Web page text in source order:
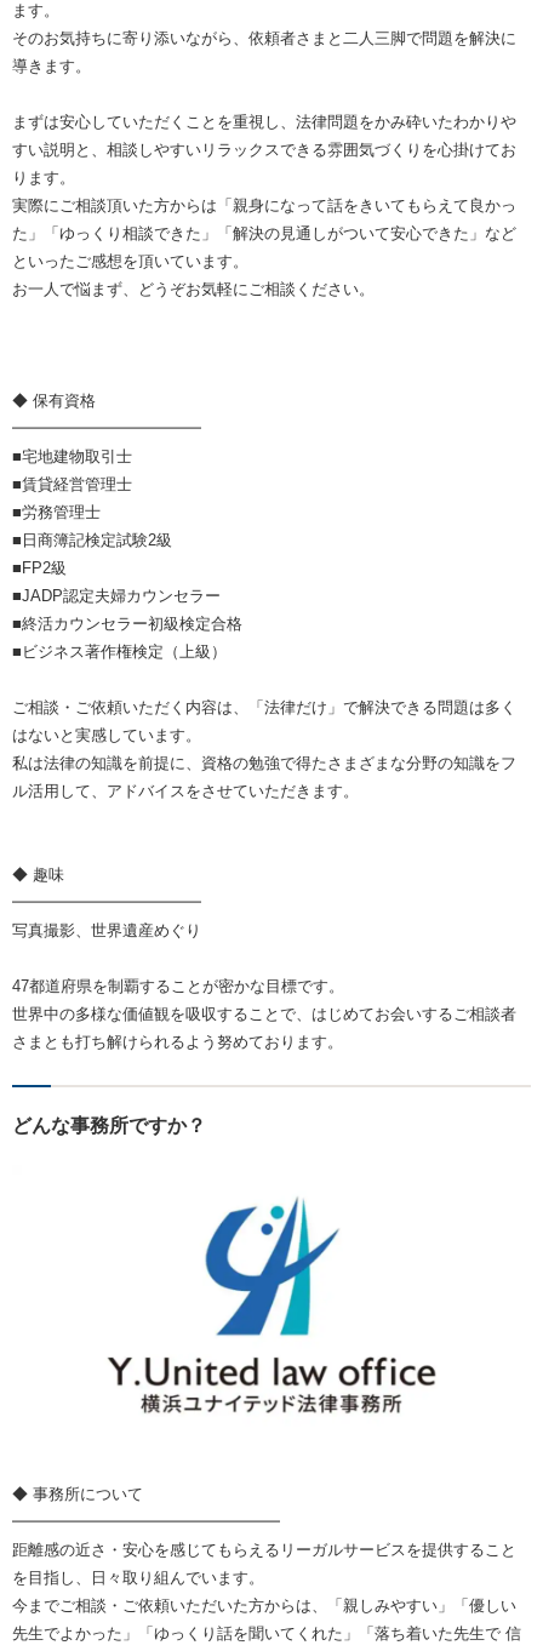
ます。
そのお気持ちに寄り添いながら、依頼者さまと二人三脚で問題を解決に
導きます。
まずは安心していただくことを重視し、法律問題をかみ砕いたわかりや
すい説明と、相談しやすいリラックスできる雰囲気づくりを心掛けてお
ります。
実際にご相談頂いた方からは「親身になって話をきいてもらえて良かっ
た」「ゆっくり相談できた」「解決の見通しがついて安心できた」など
といったご感想を頂いています。
お一人で悩まず、どうぞお気軽にご相談ください。
◆ 保有資格
━━━━━━━━━━━━
■宅地建物取引士
■賃貸経営管理士
■労務管理士
■日商簿記検定試験2級
■FP2級
■JADP認定夫婦カウンセラー
■終活カウンセラー初級検定合格
■ビジネス著作権検定（上級）
ご相談・ご依頼いただく内容は、「法律だけ」で解決できる問題は多く
はないと実感しています。
私は法律の知識を前提に、資格の勉強で得たさまざまな分野の知識をフ
ル活用して、アドバイスをさせていただきます。
◆ 趣味
━━━━━━━━━━━━
写真撮影、世界遺産めぐり
47都道府県を制覇することが密かな目標です。
世界中の多様な価値観を吸収することで、はじめてお会いするご相談者
さまとも打ち解けられるよう努めております。
どんな事務所ですか？
◆ 事務所について
━━━━━━━━━━━━━━━━━
距離感の近さ・安心を感じてもらえるリーガルサービスを提供すること
を目指し、日々取り組んでいます。
今までご相談・ご依頼いただいた方からは、「親しみやすい」「優しい
先生でよかった」「ゆっくり話を聞いてくれた」「落ち着いた先生で 信